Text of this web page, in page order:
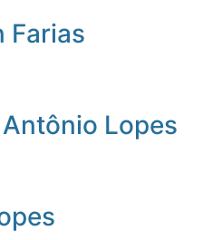
Farias
Lopes